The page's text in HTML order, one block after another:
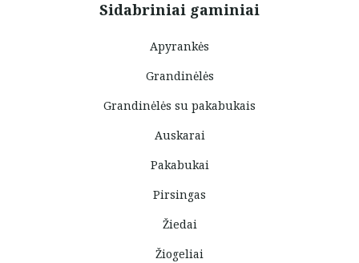
Sidabriniai gaminiai
Apyrankės
Grandinėlės
Grandinėlės su pakabukais
Auskarai
Pakabukai
Pirsingas
Žiedai
Žiogeliai